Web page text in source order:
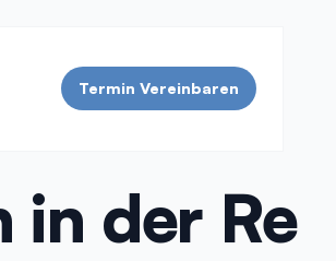
Termin Vereinbaren
in der Re